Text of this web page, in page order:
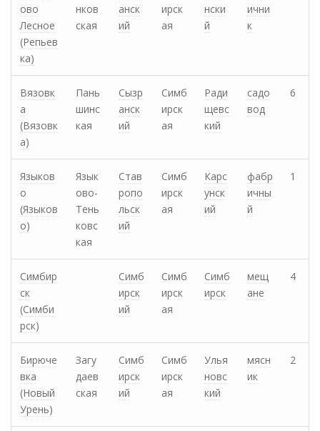
ово
Лесное
(Репьев
ка)
нков
ская
анск
ий
ирск
ая
нски
й
ични
к
Вязовк
а
(Вязовк
а)
Пань
шинс
кая
Сызр
анск
ий
Симб
ирск
ая
Ради
щевс
кий
садо
вод
6
Языков
о
(Языков
о)
Язык
ово-
Тень
ковс
кая
Став
ропо
льск
ий
Симб
ирск
ая
Карс
унск
ий
фабр
ичны
й
1
Симбир
ск
(Симби
рск)
Симб
ирск
ий
Симб
ирск
ая
Симб
ирск
мещ
ане
4
Бирюче
вка
(Новый
Урень)
Загу
даев
ская
Симб
ирск
ий
Симб
ирск
ая
Улья
новс
кий
мясн
ик
2